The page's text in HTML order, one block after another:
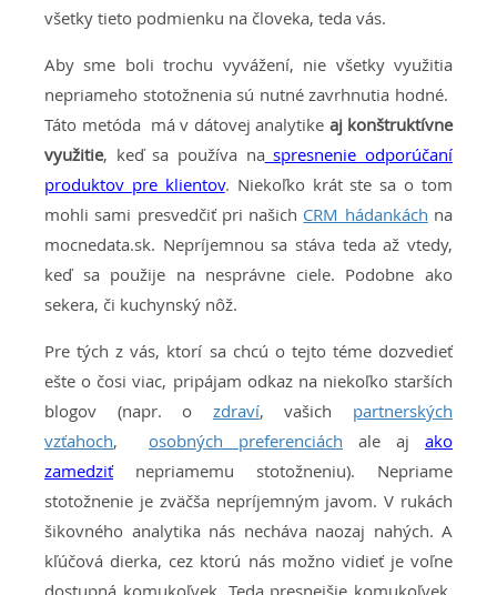
všetky tieto podmienku na človeka, teda vás.
Aby sme boli trochu vyvážení, nie všetky využitia
nepriameho stotožnenia sú nutné zavrhnutia hodné.
Táto metóda má v dátovej analytike aj konštruktívne
využitie, keď sa používa na spresnenie odporúčaní
produktov pre klientov. Niekoľko krát ste sa o tom
mohli sami presvedčiť pri našich CRM hádankách na
mocnedata.sk. Nepríjemnou sa stáva teda až vtedy,
keď sa použije na nesprávne ciele. Podobne ako
sekera, či kuchynský nôž.
Pre tých z vás, ktorí sa chcú o tejto téme dozvedieť
ešte o čosi viac, pripájam odkaz na niekoľko starších
blogov (napr. o zdraví, vašich partnerských
vzťahoch, osobných preferenciách ale aj ako
zamedziťnepriamemu stotožneniu). Nepriame
stotožnenie je zväčša nepríjemným javom. V rukách
šikovného analytika nás necháva naozaj nahých. A
kľúčová dierka, cez ktorú nás možno vidieť je voľne
dostupná komukoľvek. Teda presnejšie komukoľvek,